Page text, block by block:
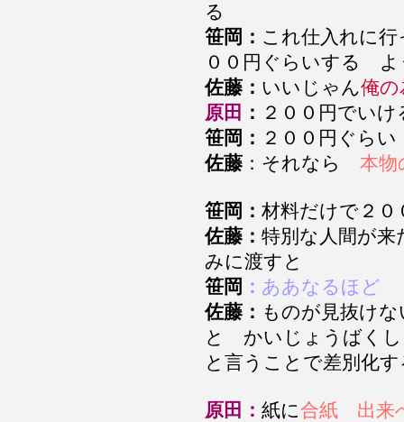
る
笹岡： これ仕入れに
００円ぐらいする よ
佐藤： いいじゃん俺の
原田 ： ２００円でいけ
笹岡： ２００円ぐら
佐藤 ：それなら 本物
笹岡： 材料だけで２
佐藤： 特別な人間が
みに渡すと
笹岡 ： ああなるほど
佐藤： ものが見抜け
と かいじょうばく
と言うことで差別
原田： 紙に合紙 出来